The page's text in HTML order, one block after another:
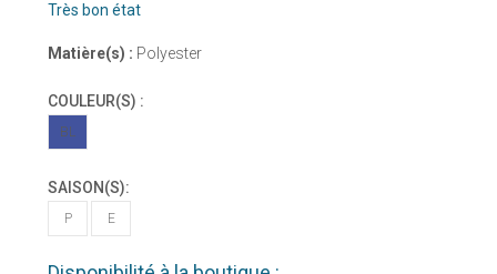
Très bon état
Matière(s) : Polyester
COULEUR(S) :
BL
SAISON(S):
P E